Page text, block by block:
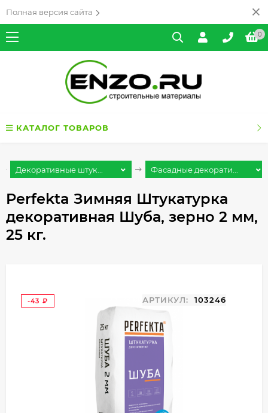
Полная версия сайта
0
КАТАЛОГ ТОВАРОВ
Декоративные штук... Фасадные декорати...
Perfekta Зимняя Штукатурка
декоративная Шуба, зерно 2 мм,
25 кг.
-43
АРТИКУЛ: 103246